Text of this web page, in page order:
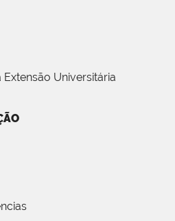
Universitária